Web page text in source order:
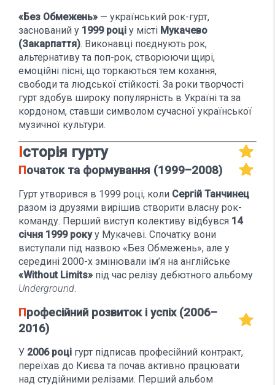
«Без Обмежень» — український рок-гурт,
заснований у 1999 році у місті Мукачево
(Закарпаття). Виконавці поєднують рок,
альтернативу та поп-рок, створюючи щирі,
емоційні пісні, що торкаються тем кохання,
свободи та людської стійкості. За роки творчості
гурт здобув широку популярність в Україні та за
кордоном, ставши символом сучасної української
музичної культури.
Історія гурту
Початок та формування (1999–2008)
Гурт утворився в 1999 році, коли Сергій Танчинец
разом із друзями вирішив створити власну рок-
команду. Перший виступ колективу відбувся 14
січня 1999 рокуу Мукачеві. Спочатку вони
виступали під назвою «Без Обмежень», але у
середині 2000-х змінювали ім’я на англійське
«Without Limits» під час релізу дебютного альбому
Underground.
Професійний розвиток і успіх (2006–
2016)
У 2006 році гурт підписав професійний контракт,
переїхав до Києва та почав активно працювати
над студійними релізами. Перший альбом